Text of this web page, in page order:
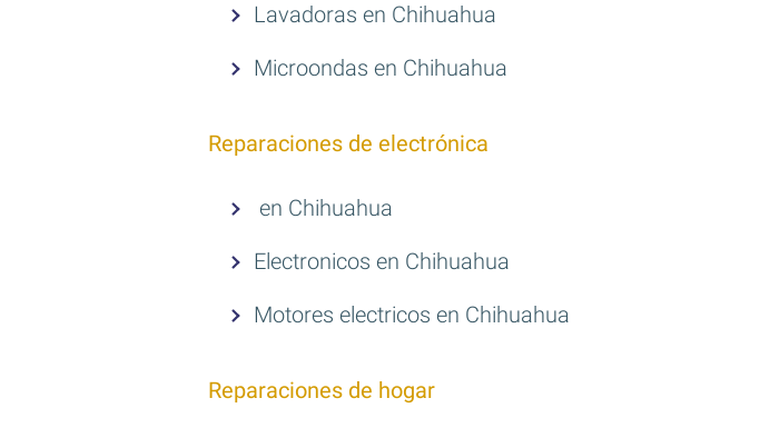
Lavadoras en Chihuahua
Microondas en Chihuahua
Reparaciones de electrónica
en Chihuahua
Electronicos en Chihuahua
Motores electricos en Chihuahua
Reparaciones de hogar